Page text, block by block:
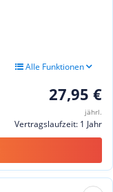
Alle Funktionen
27,95 €
jährl.
Vertragslaufzeit: 1 Jahr